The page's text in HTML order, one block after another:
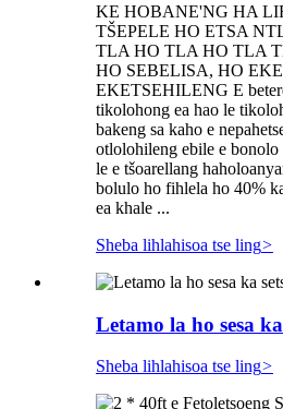
KE HOBANE'NG HA
TŠEPELE HO ETSA
TLA HO TLA HO TLA
HO SEBELISA, HO
EKETSEHILENG E
tikolohong ea hao le
bakeng sa kaho e
otlolohileng ebile e bonolo
le e tšoarellang
bolulo ho fihlela ho 40%
ea khale ...
Sheba lihlahisoa tse ling>
Letamo la ho sesa
Sheba lihlahisoa tse ling>